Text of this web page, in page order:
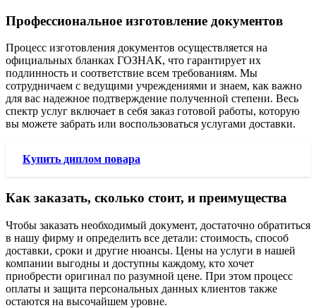
Профессиональное изготовление документов
Процесс изготовления документов осуществляется на
официальных бланках ГОЗНАК, что гарантирует их
подлинность и соответствие всем требованиям. Мы
сотрудничаем с ведущими учреждениями и знаем, как важно
для вас надежное подтверждение полученной степени. Весь
спектр услуг включает в себя заказ готовой работы, которую
вы можете забрать или воспользоваться услугами доставки.
Купить диплом повара
Как заказать, сколько стоит, и преимущества
Чтобы заказать необходимый документ, достаточно обратиться
в нашу фирму и определить все детали: стоимость, способ
доставки, сроки и другие нюансы. Цены на услуги в нашей
компании выгодны и доступны каждому, кто хочет
приобрести оригинал по разумной цене. При этом процесс
оплаты и защита персональных данных клиентов также
остаются на высочайшем уровне.